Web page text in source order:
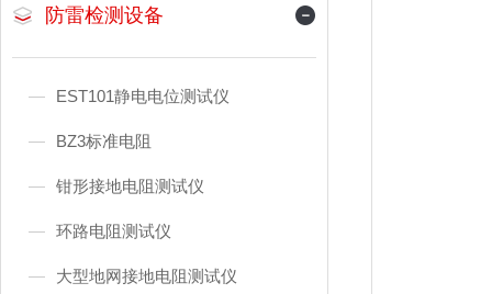
防雷检测设备
EST101静电电位测试仪
BZ3标准电阻
钳形接地电阻测试仪
环路电阻测试仪
大型地网接地电阻测试仪